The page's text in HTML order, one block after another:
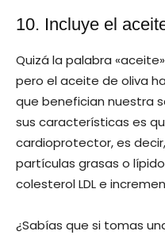
10. Incluye el
Quizá la palabra
pero el aceite de oliva
que benefician nuestra
sus características es
cardioprotector, es
partículas grasas o
colesterol LDL e
¿Sabías que si tomas